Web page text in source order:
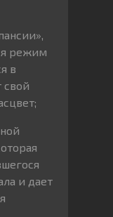
режим
в
свой
и дает